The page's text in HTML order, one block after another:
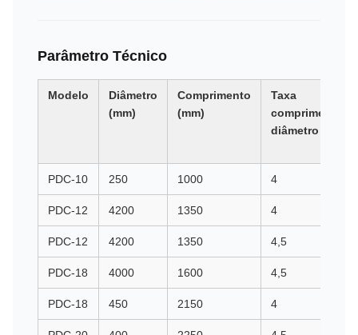
Parâmetro Técnico
Modelo
Diâmetro
(mm)
Comprimento
(mm)
Taxa
comprimento-
diâmetro
PDC-10 250 1000 4
PDC-12 4200 1350 4
PDC-12 4200 1350 4,5
PDC-18 4000 1600 4,5
PDC-18 450 2150 4